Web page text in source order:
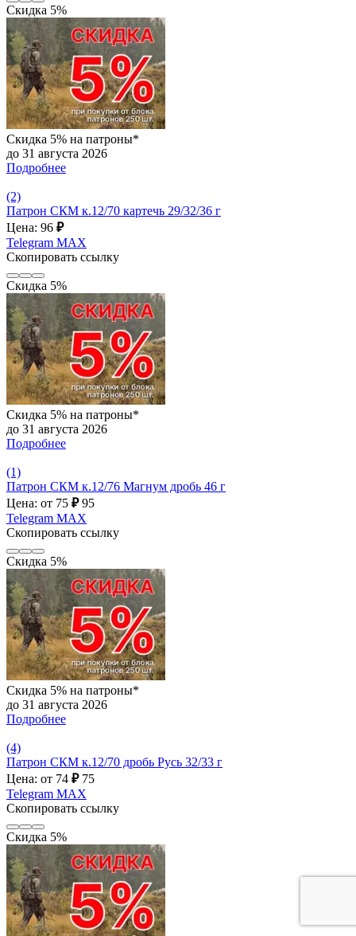
Скидка 5%
Скидка 5% на патроны*
до 31 августа 2026
Подробнее
(2)
Патрон СКМ к.12/70 картечь 29/32/36 г
Цена: 96 ₽
Telegram MAX
Скопировать ссылку
Скидка 5%
Скидка 5% на патроны*
до 31 августа 2026
Подробнее
(1)
Патрон СКМ к.12/76 Магнум дробь 46 г
Цена: от 75 ₽ 95
Telegram MAX
Скопировать ссылку
Скидка 5%
Скидка 5% на патроны*
до 31 августа 2026
Подробнее
(4)
Патрон СКМ к.12/70 дробь Русь 32/33 г
Цена: от 74 ₽ 75
Telegram MAX
Скопировать ссылку
Скидка 5%